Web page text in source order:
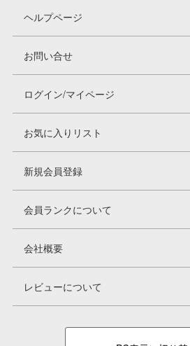
ヘルプページ
お問い合せ
ログイン/マイページ
お気に入りリスト
新規会員登録
会員ランクについて
会社概要
レビューについて